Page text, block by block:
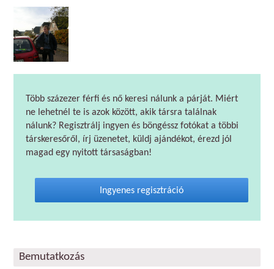
Több százezer férfi és nő keresi nálunk a párját. Miért
ne lehetnél te is azok között, akik társra találnak
nálunk? Regisztrálj ingyen és böngéssz fotókat a többi
társkeresőről, írj üzenetet, küldj ajándékot, érezd jól
magad egy nyitott társaságban!
Ingyenes regisztráció
Bemutatkozás